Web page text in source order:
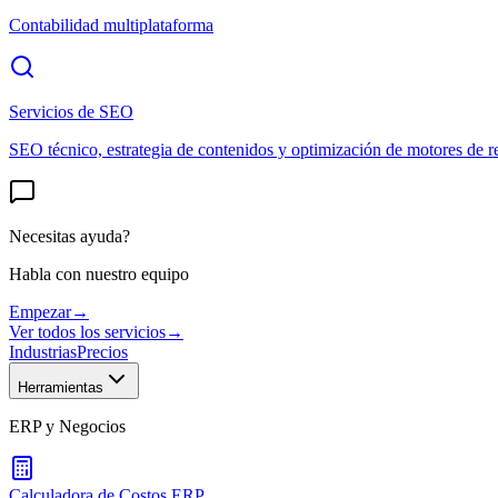
Contabilidad multiplataforma
Servicios de SEO
SEO técnico, estrategia de contenidos y optimización de motores de
Necesitas ayuda?
Habla con nuestro equipo
Empezar→
Ver todos los servicios→
IndustriasPrecios
Herramientas
ERP y Negocios